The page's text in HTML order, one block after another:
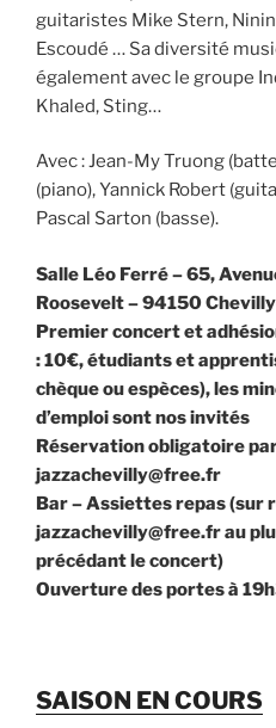
guitaristes Mike Stern,
Escoudé … Sa diversité
également avec le groupe
Khaled, Sting…
Avec : Jean-My Truong
(piano), Yannick Robert
Pascal Sarton (basse).
Salle Léo Ferré – 65,
Roosevelt – 94150
Premier concert et
: 10€, étudiants et
chèque ou espèces), les
d’emploi sont nos invités
Réservation obligatoire
jazzachevilly@free.fr
Bar – Assiettes repas (sur
jazzachevilly@free.fr au
précédant le concert)
Ouverture des portes à
SAISON EN COURS